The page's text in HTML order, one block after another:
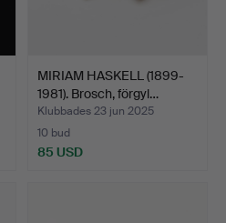
MIRIAM HASKELL (1899-
1981). Brosch, förgyl…
Klubbades 23 jun 2025
10 bud
85 USD